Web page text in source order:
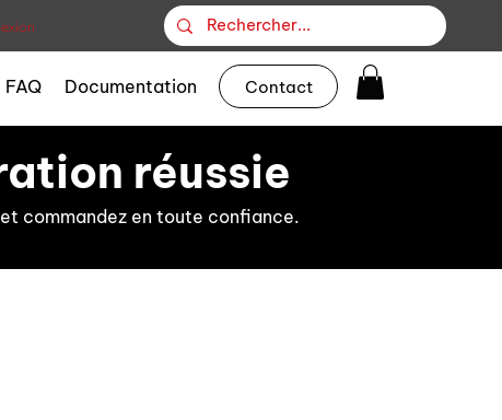
FAQ Documentation Contact
réussie
commandez en toute confiance.